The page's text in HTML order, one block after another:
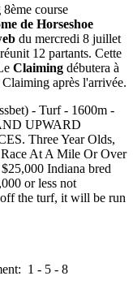
8ème course
de Horseshoe
du mercredi 8 juillet
12 partants. Cette
Claiming débutera à
après l'arrivée.
- Turf - 1600m -
UPWARD
Three Year Olds,
At A Mile Or Over
Indiana bred
or less not
the turf, it will be run
1 - 5 - 8